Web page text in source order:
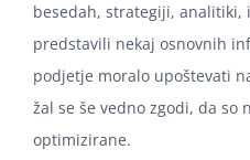
besedah, strategiji, analitiki,
predstavili nekaj osnovnih
podjetje moralo upoštevati
žal se še vedno zgodi, da so
optimizirane.